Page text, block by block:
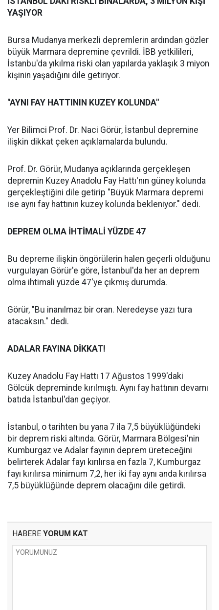
YAŞIYOR
Bursa Mudanya merkezli depremlerin ardından gözler
büyük Marmara depremine çevrildi. İBB yetkilileri,
İstanbu'da yıkılma riski olan yapılarda yaklaşık 3 miyon
kişinin yaşadığını dile getiriyor.
"AYNI FAY HATTININ KUZEY KOLUNDA"
Yer Bilimci Prof. Dr. Naci Görür, İstanbul depremine
ilişkin dikkat çeken açıklamalarda bulundu.
Prof. Dr. Görür, Mudanya açıklarında gerçekleşen
depremin Kuzey Anadolu Fay Hattı'nın güney kolunda
gerçekleştiğini dile getirip "Büyük Marmara depremi
ise aynı fay hattının kuzey kolunda bekleniyor." dedi.
DEPREM OLMA İHTİMALİ YÜZDE 47
Bu depreme ilişkin öngörülerin halen geçerli olduğunu
vurgulayan Görür'e göre, İstanbul'da her an deprem
olma ihtimali yüzde 47'ye çıkmış durumda.
Görür, "Bu inanılmaz bir oran. Neredeyse yazı tura
atacaksın." dedi.
ADALAR FAYINA DİKKAT!
Kuzey Anadolu Fay Hattı 17 Ağustos 1999'daki
Gölcük depreminde kırılmıştı. Aynı fay hattının devamı
batıda İstanbul'dan geçiyor.
İstanbul, o tarihten bu yana 7 ila 7,5 büyüklüğündeki
bir deprem riski altında. Görür, Marmara Bölgesi'nin
Kumburgaz ve Adalar fayının deprem üreteceğini
belirterek Adalar fayı kırılırsa en fazla 7, Kumburgaz
fayı kırılırsa minimum 7,2, her iki fay aynı anda kırılırsa
7,5 büyüklüğünde deprem olacağını dile getirdi.
HABERE YORUM KAT